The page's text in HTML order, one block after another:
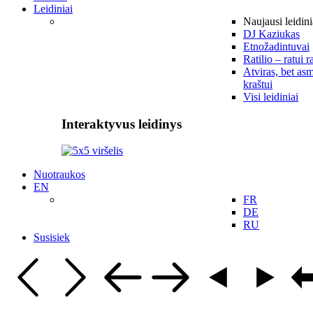
Leidiniai
Naujausi
DJ Kaziukas
Etnožadintuvai
Ratilio – ratui
Atviras, bet
kraštui
Visi leidiniai
Interaktyvus leidinys
Nuotraukos
EN
FR
DE
RU
Susisiek